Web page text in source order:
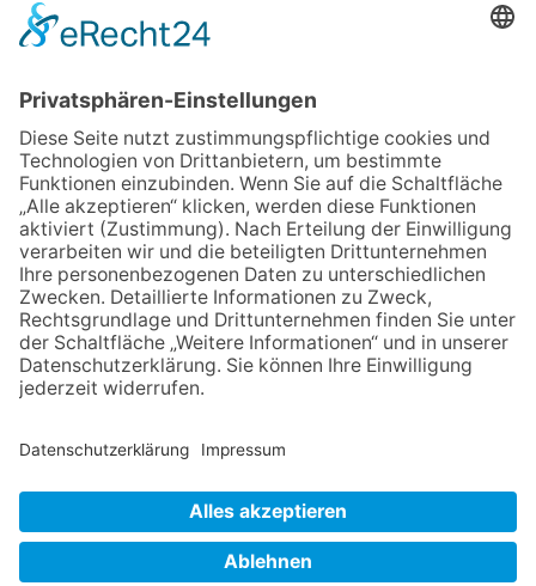
06.08.2026
Hisamoto und Tölke begeistern
Wachsmuth
Stadt ruft zum Wassersparen
auf
06.08.2026
Jugendchor Hochtaunus
präsentiert sein neues
Programm „Changes“
23.07.2026
Zwischen Fachwerk, Wein und
Sommerabend: Der Rettershof
lädt wieder zum Weinfest ein
NACH OBEN
Datenschutz Netiquette FAQ